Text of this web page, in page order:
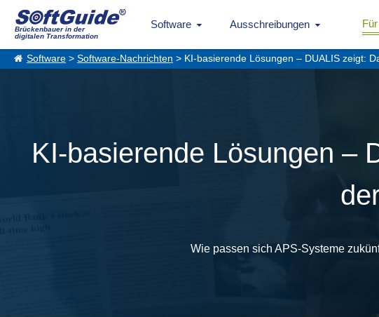
Brückenbauer in der
digitalen Transformation
Software Ausschreibungen
Software > Software-Nachrichten > KI-basierende Lösungen – DUALIS zeigt:
KI-basierende Lösungen –
Wie passen sich APS-Systeme